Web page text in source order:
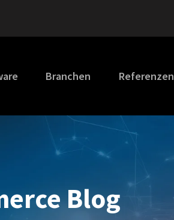
Branchen Referenzen
Blog